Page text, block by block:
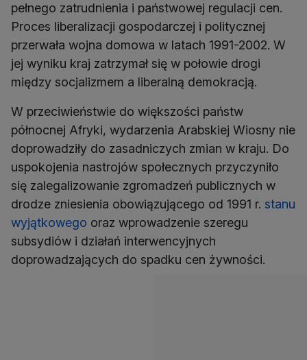
pełnego zatrudnienia i państwowej regulacji cen.
Proces liberalizacji gospodarczej i politycznej
przerwała wojna domowa w latach 1991-2002. W
jej wyniku kraj zatrzymał się w połowie drogi
między socjalizmem a liberalną demokracją.
W przeciwieństwie do większości państw
północnej Afryki, wydarzenia Arabskiej Wiosny nie
doprowadziły do zasadniczych zmian w kraju. Do
uspokojenia nastrojów społecznych przyczyniło
się zalegalizowanie zgromadzeń publicznych w
drodze zniesienia obowiązującego od 1991 r. stanu
wyjątkowego oraz wprowadzenie szeregu
subsydiów i działań interwencyjnych
doprowadzających do spadku cen żywności.